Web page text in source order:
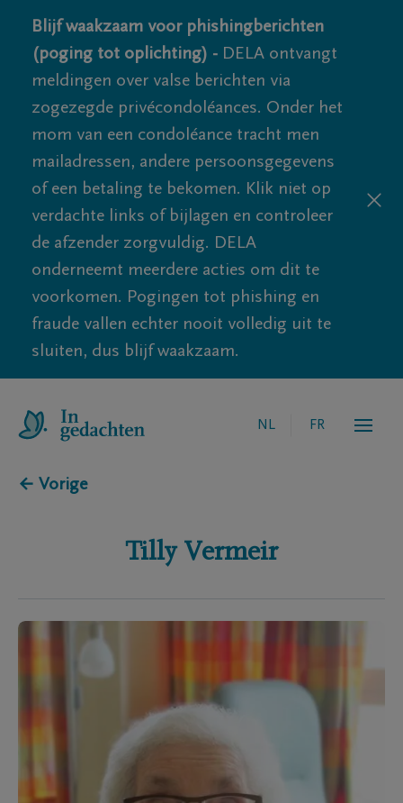
Blijf waakzaam voor phishingberichten
(poging tot oplichting) - DELA ontvangt
meldingen over valse berichten via
zogezegde privécondoléances. Onder het
mom van een condoléance tracht men
mailadressen, andere persoonsgegevens
of een betaling te bekomen. Klik niet op
verdachte links of bijlagen en controleer
de afzender zorgvuldig. DELA
onderneemt meerdere acties om dit te
voorkomen. Pogingen tot phishing en
fraude vallen echter nooit volledig uit te
sluiten, dus blijf waakzaam.
NL FR
← Vorige
Tilly Vermeir